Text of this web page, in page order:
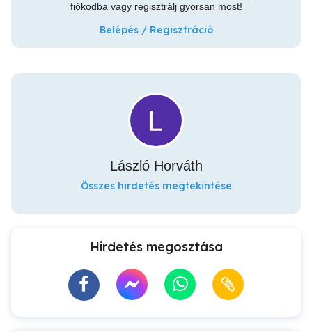
fiókodba vagy regisztrálj gyorsan most!
Belépés / Regisztráció
László Horváth
Összes hirdetés megtekintése
Hirdetés megosztása